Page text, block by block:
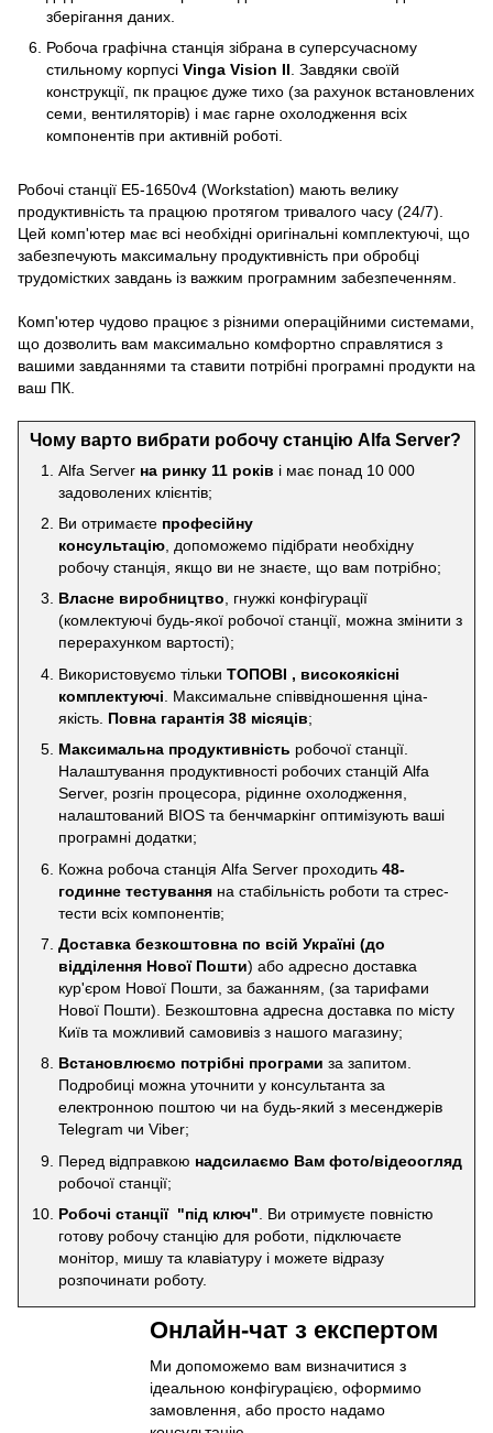
зберігання даних.
Робоча графічна станція зібрана в суперсучасному
стильному корпусі Vinga Vision II. Завдяки своїй
конструкції, пк працює дуже тихо (за рахунок встановлених
семи, вентиляторів) і має гарне охолодження всіх
компонентів при активній роботі.
Робочі станції E5-1650v4 (Workstation) мають велику
продуктивність та працюю протягом тривалого часу (24/7).
Цей комп'ютер має всі необхідні оригінальні комплектуючі, що
забезпечують максимальну продуктивність при обробці
трудомістких завдань із важким програмним забезпеченням.
Комп'ютер чудово працює з різними операційними системами,
що дозволить вам максимально комфортно справлятися з
вашими завданнями та ставити потрібні програмні продукти на
ваш ПК.
Чому варто вибрати робочу станцію Alfa Server?
Alfa Server на ринку 11 років і має понад 10 000
задоволених клієнтів;
Ви отримаєте професійну
консультацію , допоможемо підібрати необхідну
робочу станція, якщо ви не знаєте, що вам потрібно;
Власне виробництво, гнужкі конфігурації
(комлектуючі будь-якої робочої станції, можна змінити з
перерахунком вартості);
Використовуємо тільки ТОПОВІ , високоякісні
комплектуючі . Максимальне співвідношення ціна-
якість. Повна гарантія 38 місяців;
Максимальна продуктивність робочої станції.
Налаштування продуктивності робочих станцій Alfa
Server, розгін процесора, рідинне охолодження,
налаштований BIOS та бенчмаркінг оптимізують ваші
програмні додатки;
Кожна робоча станція Alfa Server проходить 48-
годинне тестування на стабільність роботи та стрес-
тести всіх компонентів;
Доставка безкоштовна по всій Україні (до
відділення Нової Пошти) або адресно доставка
кур'єром Нової Пошти, за бажанням, (за тарифами
Нової Пошти). Безкоштовна адресна доставка по місту
Київ та можливий самовивіз з нашого магазину;
Встановлюємо потрібні програми за запитом.
Подробиці можна уточнити у консультанта за
електронною поштою чи на будь-який з месенджерів
Telegram чи Viber;
Перед відправкою надсилаємо Вам фото/відеоогляд
робочої станції;
Робочі станції "під ключ" . Ви отримуєте повністю
готову робочу станцію для роботи, підключаєте
монітор, мишу та клавіатуру і можете відразу
розпочинати роботу.
Онлайн-чат з експертом
Ми допоможемо вам визначитися з
ідеальною конфігурацією, оформимо
замовлення, або просто надамо